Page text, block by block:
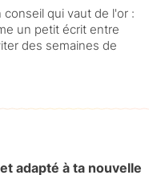
qui vaut de l'or :
un petit écrit entre
des semaines de
adapté à ta nouvelle